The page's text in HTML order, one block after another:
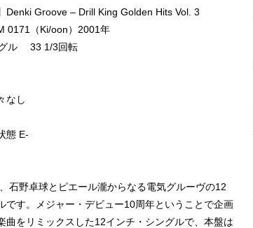
Denki Groove – Drill King Golden Hits Vol. 3
0171（Ki/oon）2001年
グル 33 1/3回転
なし
態 E-
石野卓球とピエール瀧からなる電気グルーヴの12
です。メジャー・デビュー10周年ということで企画
曲をリミックスした12インチ・シングルで、本盤は